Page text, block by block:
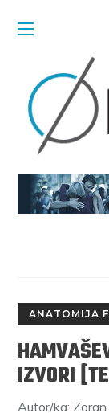
ANATOMIJA
IZVORI
Autor/ka: